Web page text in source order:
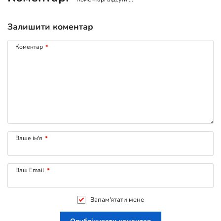
Залишити коментар
Коментар *
Ваше ім'я *
Ваш Email *
Запам'ятати мене